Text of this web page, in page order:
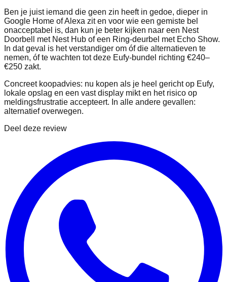
Ben je juist iemand die geen zin heeft in gedoe, dieper in
Google Home of Alexa zit en voor wie een gemiste bel
onacceptabel is, dan kun je beter kijken naar een Nest
Doorbell met Nest Hub of een Ring‑deurbel met Echo Show.
In dat geval is het verstandiger om óf die alternatieven te
nemen, óf te wachten tot deze Eufy‑bundel richting €240–
€250 zakt.
Concreet koopadvies: nu kopen als je heel gericht op Eufy,
lokale opslag en een vast display mikt en het risico op
meldingsfrustratie accepteert. In alle andere gevallen:
alternatief overwegen.
Deel deze review